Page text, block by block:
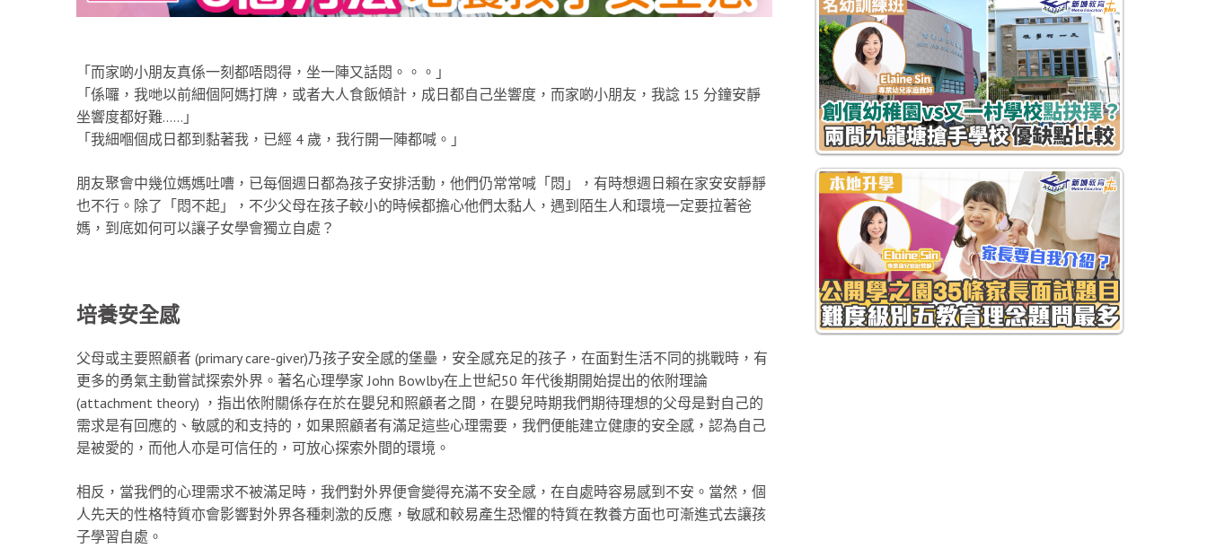
「而家啲小朋友真係一刻都唔悶得，坐一陣又話悶。。。」
「係囉，我哋以前細個阿媽打牌，或者大人食飯傾計，成日都自己坐響度，而家啲小朋友，我諗 15 分鐘安靜
坐響度都好難……」
「我細嗰個成日都到黏著我，已經 4 歲，我行開一陣都喊。」
朋友聚會中幾位媽媽吐嘈，已每個週日都為孩子安排活動，他們仍常常喊「悶」，有時想週日賴在家安安靜靜
也不行。除了「悶不起」，不少父母在孩子較小的時候都擔心他們太黏人，遇到陌生人和環境一定要拉著爸
媽，到底如何可以讓子女學會獨立自處？
培養安全感
父母或主要照顧者 (primary care-giver)乃孩子安全感的堡壘，安全感充足的孩子，在面對生活不同的挑戰時，有
更多的勇氣主動嘗試探索外界。著名心理學家 John Bowlby在上世紀50 年代後期開始提出的依附理論
(attachment theory) ，指出依附關係存在於在嬰兒和照顧者之間，在嬰兒時期我們期待理想的父母是對自己的
需求是有回應的、敏感的和支持的，如果照顧者有滿足這些心理需要，我們便能建立健康的安全感，認為自己
是被愛的，而他人亦是可信任的，可放心探索外間的環境。
相反，當我們的心理需求不被滿足時，我們對外界便會變得充滿不安全感，在自處時容易感到不安。當然，個
人先天的性格特質亦會影響對外界各種刺激的反應，敏感和較易產生恐懼的特質在教養方面也可漸進式去讓孩
子學習自處。